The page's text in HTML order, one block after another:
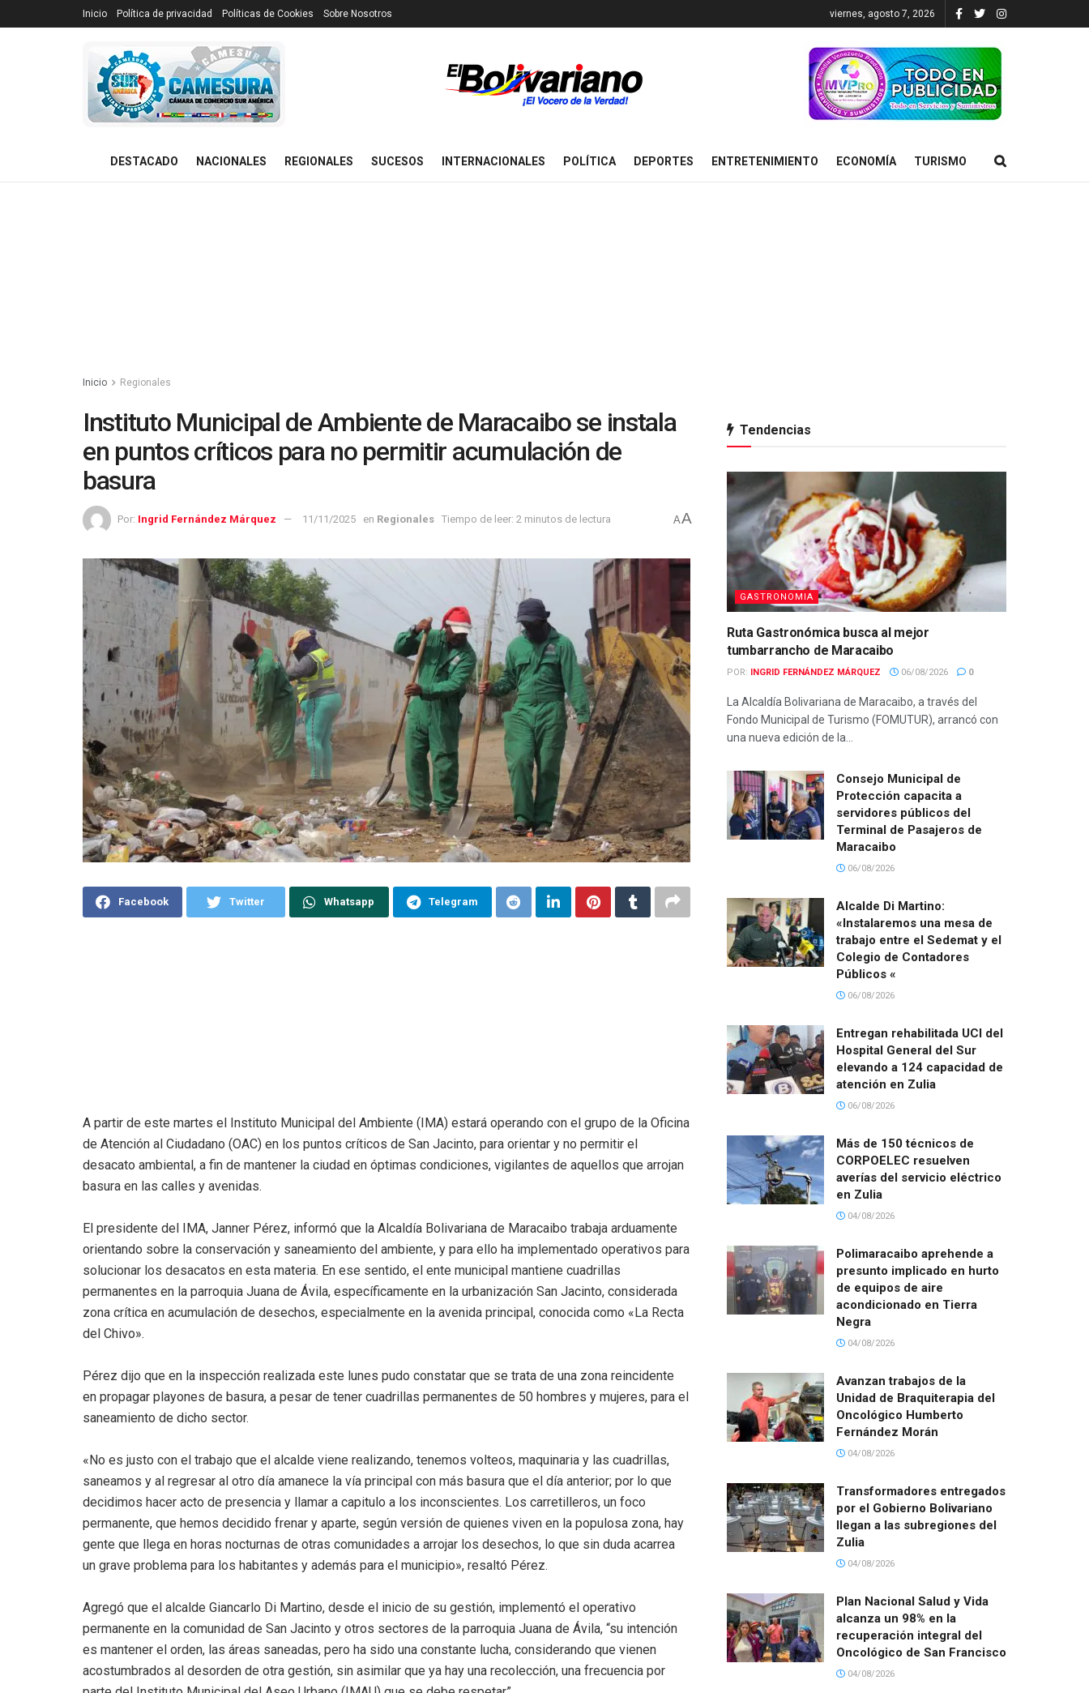
Inicio Política de privacidad Políticas de Cookies Sobre Nosotros viernes, agosto 7, 2026
DESTACADO NACIONALES REGIONALES SUCESOS INTERNACIONALES POLÍTICA DEPORTES ENTRETENIMIENTO ECONOMÍA TURISMO
Inicio Regionales
Instituto Municipal de Ambiente de Maracaibo se instala
en puntos críticos para no permitir acumulación de
basura
Por: Ingrid Fernández Márquez 11/11/2025 en Regionales Tiempo de leer: 2 minutos de lectura AA
Facebook Twitter Whatsapp Telegram
A partir de este martes el Instituto Municipal del Ambiente (IMA) estará operando con el grupo de la Oficina
de Atención al Ciudadano (OAC) en los puntos críticos de San Jacinto, para orientar y no permitir el
desacato ambiental, a fin de mantener la ciudad en óptimas condiciones, vigilantes de aquellos que arrojan
basura en las calles y avenidas.
El presidente del IMA, Janner Pérez, informó que la Alcaldía Bolivariana de Maracaibo trabaja arduamente
orientando sobre la conservación y saneamiento del ambiente, y para ello ha implementado operativos para
solucionar los desacatos en esta materia. En ese sentido, el ente municipal mantiene cuadrillas
permanentes en la parroquia Juana de Ávila, específicamente en la urbanización San Jacinto, considerada
zona crítica en acumulación de desechos, especialmente en la avenida principal, conocida como «La Recta
del Chivo».
Pérez dijo que en la inspección realizada este lunes pudo constatar que se trata de una zona reincidente
en propagar playones de basura, a pesar de tener cuadrillas permanentes de 50 hombres y mujeres, para el
saneamiento de dicho sector.
«No es justo con el trabajo que el alcalde viene realizando, tenemos volteos, maquinaria y las cuadrillas,
saneamos y al regresar al otro día amanece la vía principal con más basura que el día anterior; por lo que
decidimos hacer acto de presencia y llamar a capitulo a los inconscientes. Los carretilleros, un foco
permanente, que hemos decidido frenar y aparte, según versión de quienes viven en la populosa zona, hay
gente que llega en horas nocturnas de otras comunidades a arrojar los desechos, lo que sin duda acarrea
un grave problema para los habitantes y además para el municipio», resaltó Pérez.
Agregó que el alcalde Giancarlo Di Martino, desde el inicio de su gestión, implementó el operativo
permanente en la comunidad de San Jacinto y otros sectores de la parroquia Juana de Ávila, “su intención
es mantener el orden, las áreas saneadas, pero ha sido una constante lucha, considerando que vienen
acostumbrados al desorden de otra gestión, sin asimilar que ya hay una recolección, una frecuencia por
Tendencias
GASTRONOMIA
Ruta Gastronómica busca al mejor
tumbarrancho de Maracaibo
POR: INGRID FERNÁNDEZ MÁRQUEZ 06/08/2026 0
La Alcaldía Bolivariana de Maracaibo, a través del
Fondo Municipal de Turismo (FOMUTUR), arrancó con
una nueva edición de la...
Consejo Municipal de
Protección capacita a
servidores públicos del
Terminal de Pasajeros de
Maracaibo
06/08/2026
Alcalde Di Martino:
«Instalaremos una mesa de
trabajo entre el Sedemat y el
Colegio de Contadores
Públicos «
06/08/2026
Entregan rehabilitada UCI del
Hospital General del Sur
elevando a 124 capacidad de
atención en Zulia
06/08/2026
Más de 150 técnicos de
CORPOELEC resuelven
averías del servicio eléctrico
en Zulia
04/08/2026
Polimaracaibo aprehende a
presunto implicado en hurto
de equipos de aire
acondicionado en Tierra
Negra
04/08/2026
Avanzan trabajos de la
Unidad de Braquiterapia del
Oncológico Humberto
Fernández Morán
04/08/2026
Transformadores entregados
por el Gobierno Bolivariano
llegan a las subregiones del
Zulia
04/08/2026
Plan Nacional Salud y Vida
alcanza un 98% en la
recuperación integral del
Oncológico de San Francisco
04/08/2026